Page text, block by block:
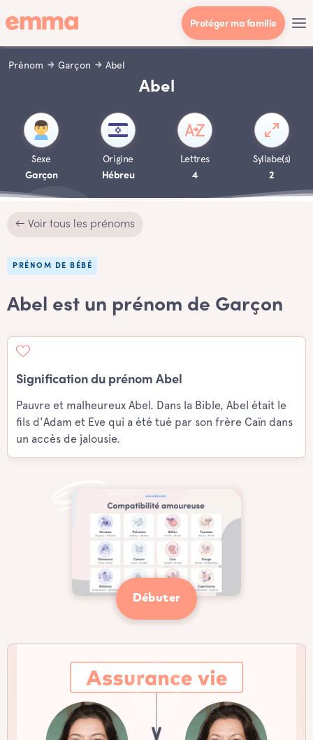
Protéger ma famille
Prénom Garçon Abel
Abel
Sexe
Garçon
Origine
Hébreu
Lettres
4
Syllabe(s)
2
← Voir tous les prénoms
PRÉNOM DE BÉBÉ
Abel est un prénom de Garçon
Signification du prénom Abel
Pauvre et malheureux Abel. Dans la Bible, Abel était le
fils d'Adam et Eve qui a été tué par son frère Caïn dans
un accès de jalousie.
Débuter